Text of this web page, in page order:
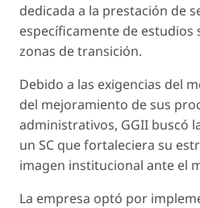
dedicada a la prestación de
específicamente de estudios
zonas de transición.
Debido a las exigencias del
del mejoramiento de sus
administrativos, GGII buscó
un SC que fortaleciera su
imagen institucional ante el
La empresa optó por